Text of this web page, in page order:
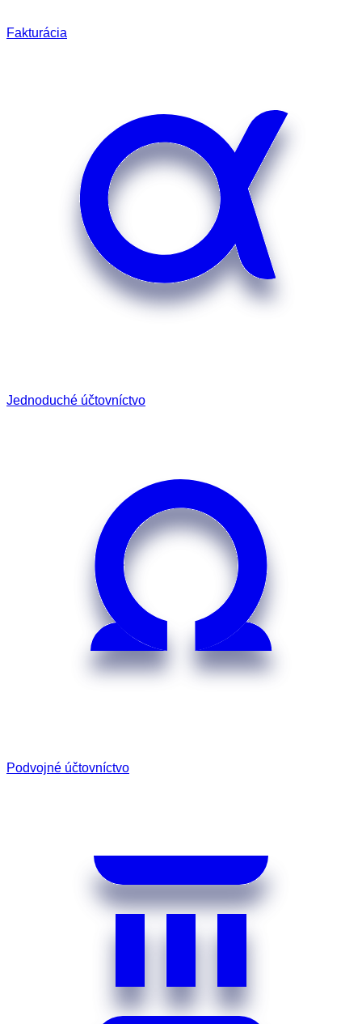
Fakturácia
Jednoduché účtovníctvo
Podvojné účtovníctvo